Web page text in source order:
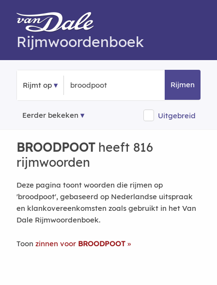
Rijmwoordenboek
Rijmt op Rijmen
Eerder bekeken Uitgebreid
BROODPOOTheeft 816
rijmwoorden
Deze pagina toont woorden die rijmen op
'broodpoot', gebaseerd op Nederlandse uitspraak
en klankovereenkomsten zoals gebruikt in het Van
Dale Rijmwoordenboek.
Toon zinnen voor BROODPOOT